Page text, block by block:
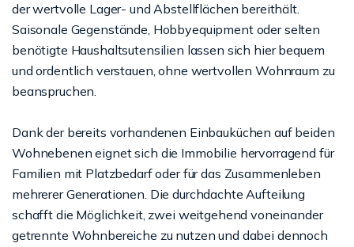
der wertvolle Lager- und Abstellflächen bereithält.
Saisonale Gegenstände, Hobbyequipment oder selten
benötigte Haushaltsutensilien lassen sich hier bequem
und ordentlich verstauen, ohne wertvollen Wohnraum zu
beanspruchen.
Dank der bereits vorhandenen Einbauküchen auf beiden
Wohnebenen eignet sich die Immobilie hervorragend für
Familien mit Platzbedarf oder für das Zusammenleben
mehrerer Generationen. Die durchdachte Aufteilung
schafft die Möglichkeit, zwei weitgehend voneinander
getrennte Wohnbereiche zu nutzen und dabei dennoch